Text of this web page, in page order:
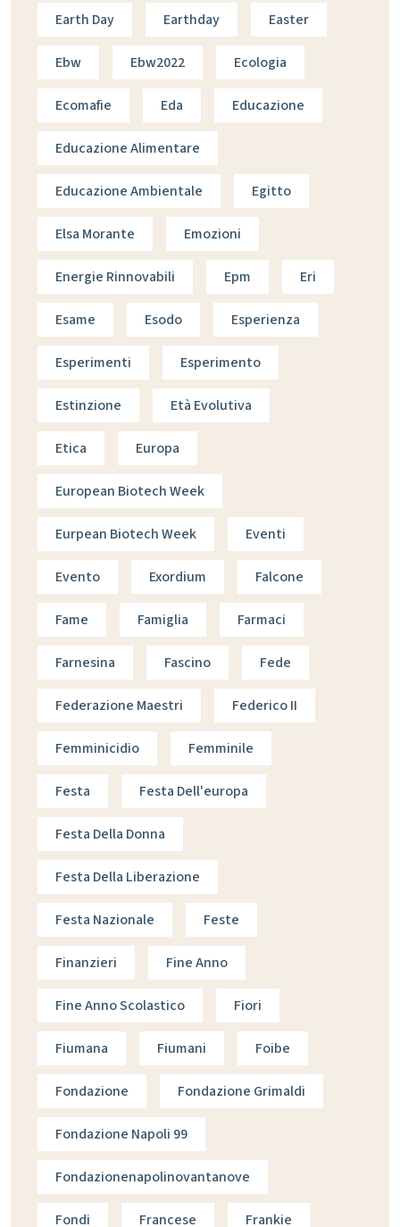
Earth Day Earthday Easter
Ebw Ebw2022 Ecologia
Ecomafie Eda Educazione
Educazione Alimentare
Educazione Ambientale Egitto
Elsa Morante Emozioni
Energie Rinnovabili Epm Eri
Esame Esodo Esperienza
Esperimenti Esperimento
Estinzione Età Evolutiva
Etica Europa
European Biotech Week
Eurpean Biotech Week Eventi
Evento Exordium Falcone
Fame Famiglia Farmaci
Farnesina Fascino Fede
Federazione Maestri Federico II
Femminicidio Femminile
Festa Festa Dell'europa
Festa Della Donna
Festa Della Liberazione
Festa Nazionale Feste
Finanzieri Fine Anno
Fine Anno Scolastico Fiori
Fiumana Fiumani Foibe
Fondazione Fondazione Grimaldi
Fondazione Napoli 99
Fondazionenapolinovantanove
Fondi Francese Frankie